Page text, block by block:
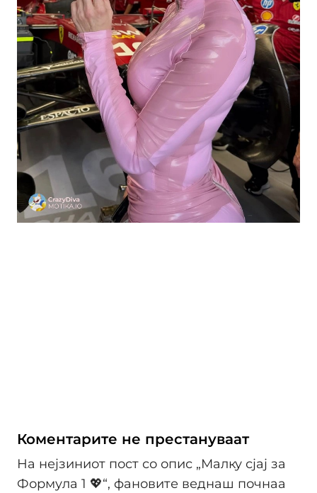
Коментарите не престануваат
На нејзиниот пост со опис „Малку сјај за
Формула 1 💖“, фановите веднаш почнаа